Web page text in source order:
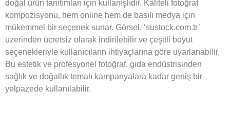
doğal ürün tanıtımları için kullanışlıdır. Kaliteli fotoğraf
kompozisyonu, hem online hem de basılı medya için
mükemmel bir seçenek sunar. Görsel, ‘sustock.com.tr’
üzerinden ücretsiz olarak indirilebilir ve çeşitli boyut
seçenekleriyle kullanıcıların ihtiyaçlarına göre uyarlanabilir.
Bu estetik ve profesyonel fotoğraf, gıda endüstrisinden
sağlık ve doğallık temalı kampanyalara kadar geniş bir
yelpazede kullanılabilir.